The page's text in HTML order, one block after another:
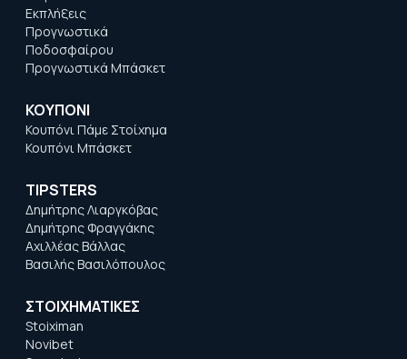
Εκπλήξεις
Προγνωστικά
Ποδοσφαίρου
Προγνωστικά Μπάσκετ
ΚΟΥΠΟΝΙ
Κουπόνι Πάμε Στοίχημα
Κουπόνι Μπάσκετ
TIPSTERS
Δημήτρης Λιαργκόβας
Δημήτρης Φραγγάκης
Αχιλλέας Βάλλας
Βασιλής Βασιλόπουλος
ΣΤΟΙΧΗΜΑΤΙΚΕΣ
Stoiximan
Novibet